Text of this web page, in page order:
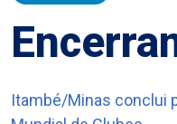
Itambé/Minas conclui